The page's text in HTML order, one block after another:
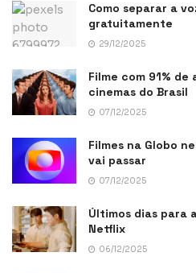
Como separar a
gratuitamente
29/12/2025
Filme com 91%
cinemas do Brasil
07/12/2025
Filmes na Globo
vai passar
07/12/2025
Últimos dias para
Netflix
06/12/2025